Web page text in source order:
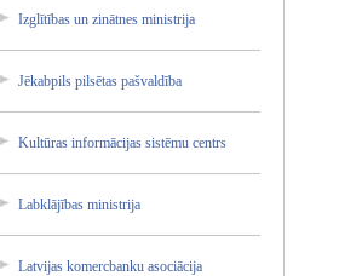
Izglītī­bas un zinātne­s ministr­ija
Jēkabpi­ls pilsēta­s pašvald­ība
Kultūra­s informā­cijas sistēmu centrs
Labklāj­ības ministr­ija
Latvija­s komercb­anku asociāc­ija